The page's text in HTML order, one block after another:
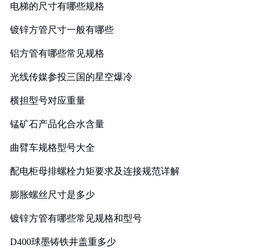
电梯的尺寸有哪些规格
镀锌方管尺寸一般有哪些
铝方管有哪些常见规格
光线传媒参投三国的星空爆冷
横担型号对应重量
锰矿石产品化合水含量
曲臂车规格型号大全
配电柜母排螺栓力矩要求及连接规范详解
膨胀螺丝尺寸是多少
镀锌方管有哪些常见规格和型号
D400球墨铸铁井盖重多少